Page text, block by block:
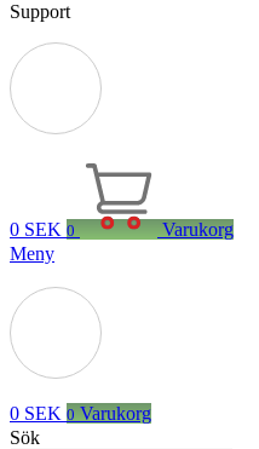
Support
0 SEK 0
Varukorg
Meny
0 SEK 0 Varukorg
Sök